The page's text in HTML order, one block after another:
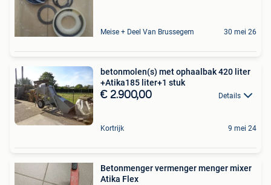
Meise + Deel Van Brussegem 30 mei 26
betonmolen(s) met ophaalbak 420 liter
+Atika185 liter+1 stuk
€ 2.900,00 Details
Kortrijk 9 mei 24
Betonmenger vermenger menger mixer
Atika Flex